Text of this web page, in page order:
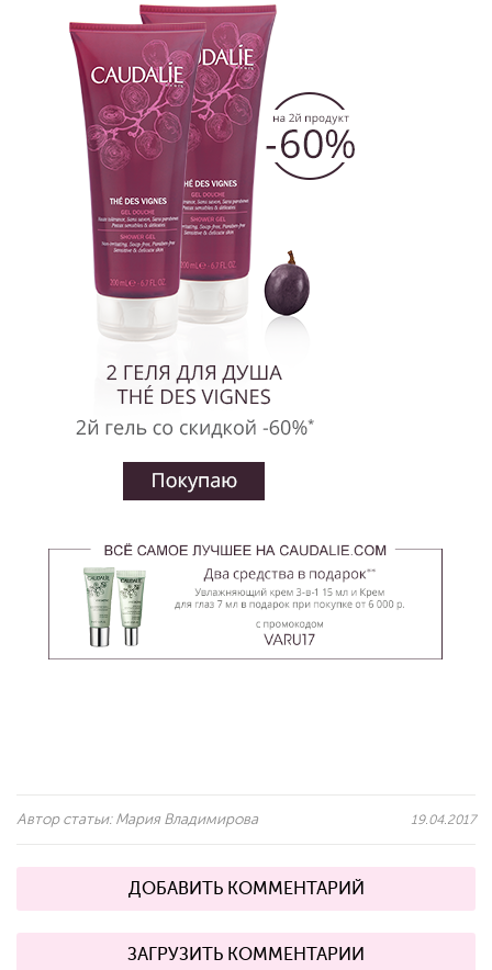
Автор статьи: Мария Владимирова 19.04.2017
ДОБАВИТЬ КОММЕНТАРИЙ
ЗАГРУЗИТЬ КОММЕНТАРИИ